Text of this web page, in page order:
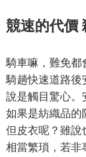
競速的代價
騎車嘛，難免都
騎趟快速道路後
說是觸目驚心。
如果是紡織品的
但皮衣呢？雖說
相當繁瑣，若非